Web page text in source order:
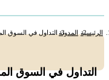
الرئيسية المدونة التداول في السوق
التداول في السوق